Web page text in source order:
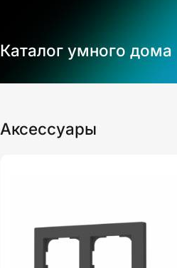
Каталог умного дома
Аксессуары